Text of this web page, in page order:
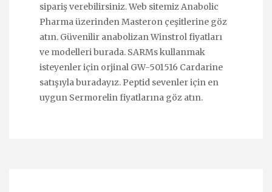
sipariş verebilirsiniz. Web sitemiz Anabolic
Pharma üzerindenMasteron çeşitlerine göz
atın. Güvenilir anabolizanWinstrolfiyatları
ve modelleri burada. SARMs kullanmak
isteyenler için orjinal GW-501516 Cardarine
satışıyla buradayız. Peptid sevenler için en
uygun Sermorelinfiyatlarına göz atın.